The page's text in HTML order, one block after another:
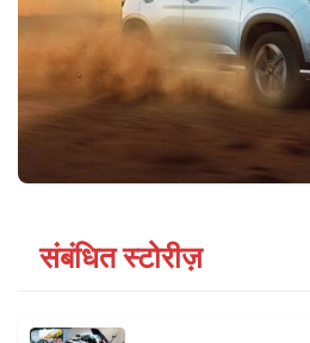
संबंधित स्टोरीज़